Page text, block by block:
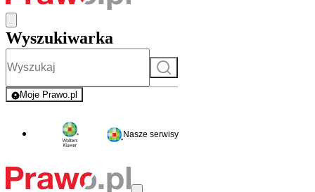
Wyszukiwarka
Szukaj
Moje Prawo.pl
- rejestracja i logowanie do serwisu
Nasze serwisy